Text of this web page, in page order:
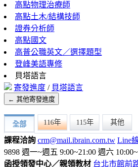
高點物理治療師
高點土木/結構技師
證券分析師
高點國文
高普公職英文／選擇題型
登峰美語專修
貝塔語言
寄發進度 / 貝塔語言
← 其他寄發進度
全部 116年 115年 其他
課程洽詢 crm@mail.ibrain.com.tw Line
9898 週一~週五 9:00~21:00 週六
函授領發中心／親領教材 台北市館前